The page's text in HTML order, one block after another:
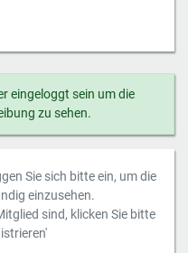
eingeloggt sein um die
zu sehen.
Sie sich bitte ein, um die
einzusehen.
sind, klicken Sie bitte